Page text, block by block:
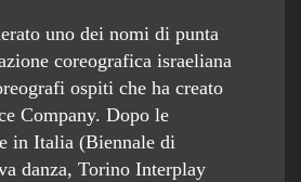
uno dei nomi di punta
coreografica israeliana
ospiti che ha creato
Company. Dopo le
in Italia (Biennale di
danza, Torino Interplay